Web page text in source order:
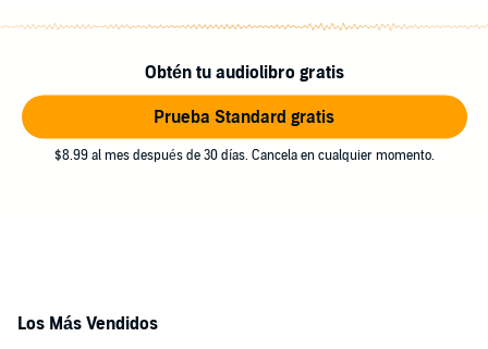
Obtén tu audiolibro gratis
Prueba Standard gratis
$8.99 al mes después de 30 días. Cancela en cualquier momento.
Los Más Vendidos